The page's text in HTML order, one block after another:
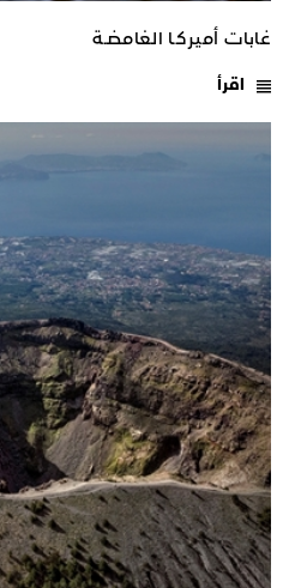
غابات أميركـا الغامضـة
اقرأ